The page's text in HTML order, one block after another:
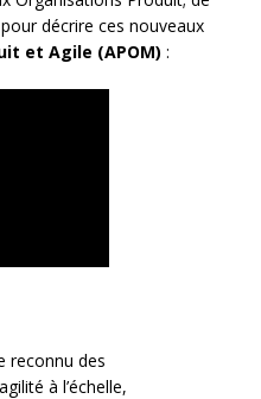
pour décrire ces nouveaux
et Agile (APOM) :
reconnu des
à l’échelle,